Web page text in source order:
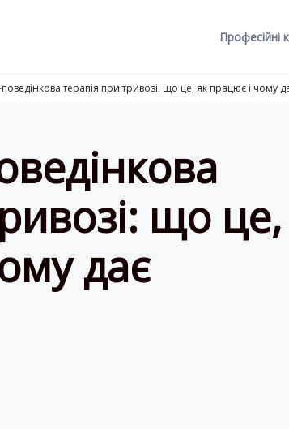
Професійні
терапія при тривозі: що це, як працює і чому
що це,
дає